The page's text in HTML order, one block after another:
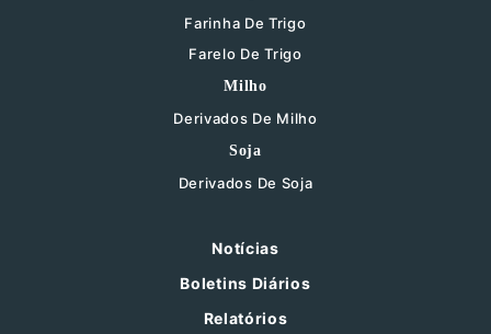
Farinha De Trigo
Farelo De Trigo
Milho
Derivados De Milho
Soja
Derivados De Soja
Notícias
Boletins Diários
Relatórios